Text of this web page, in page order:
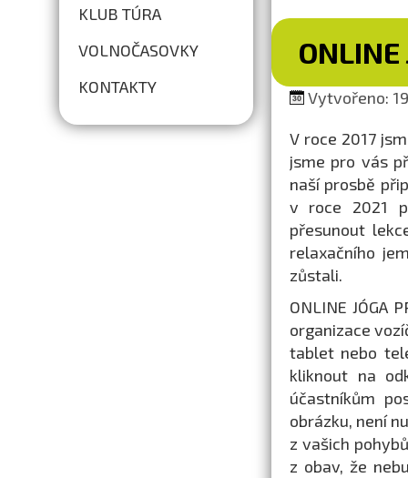
KLUB TÚRA
VOLNOČASOVKY
KONTAKTY
ONLINE
Vytvořeno:
V roce 2017
jsme pro vás
naší prosbě
v roce 2021
přesunout
relaxačního
zůstali.
ONLINE JÓGA
organizace
tablet nebo
kliknout na
účastníkům
obrázku, není
z vašich
z obav, že